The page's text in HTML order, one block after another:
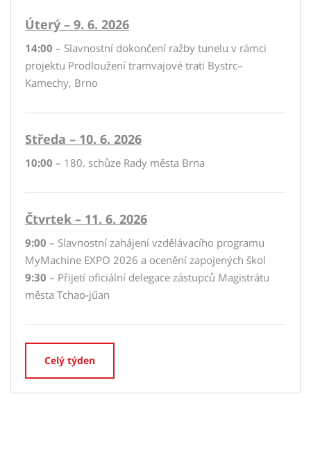
Úterý – 9. 6. 2026
14:00 – Slavnostní dokončení ražby tunelu v rámci
projektu Prodloužení tramvajové trati Bystrc–
Kamechy, Brno
Středa – 10. 6. 2026
10:00 – 180. schůze Rady města Brna
Čtvrtek – 11. 6. 2026
9:00 – Slavnostní zahájení vzdělávacího programu
MyMachine EXPO 2026 a ocenění zapojených škol
9:30 – Přijetí oficiální delegace zástupců Magistrátu
města Tchao-jűan
Celý týden